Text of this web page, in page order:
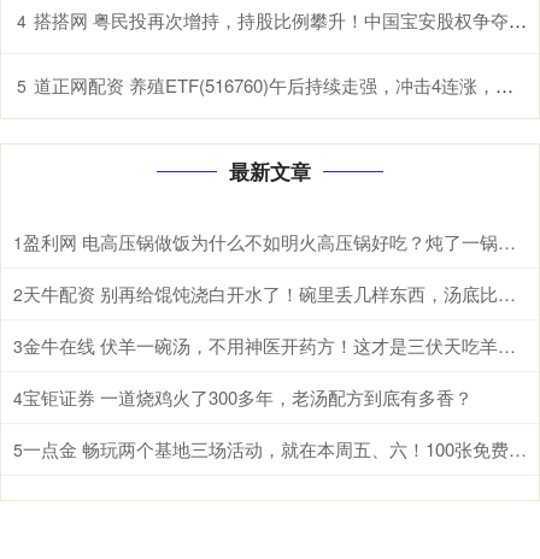
4 搭搭网 粤民投再次增持，持股比例攀升！中国宝安股权争夺战或再起
5 道正网配资 养殖ETF(516760)午后持续走强，冲击4连涨，生猪养殖板块有望开启盈利上行期
最新文章
1 盈利网 电高压锅做饭为什么不如明火高压锅好吃？炖了一锅鸡汤后，我懂了
2 天牛配资 别再给馄饨浇白开水了！碗里丢几样东西，汤底比饭店的还香
3 金牛在线 伏羊一碗汤，不用神医开药方！这才是三伏天吃羊肉的真相
4宝钜证券 一道烧鸡火了300多年，老汤配方到底有多香？
5 一点金 畅玩两个基地三场活动，就在本周五、六！100张免费门票等你领→